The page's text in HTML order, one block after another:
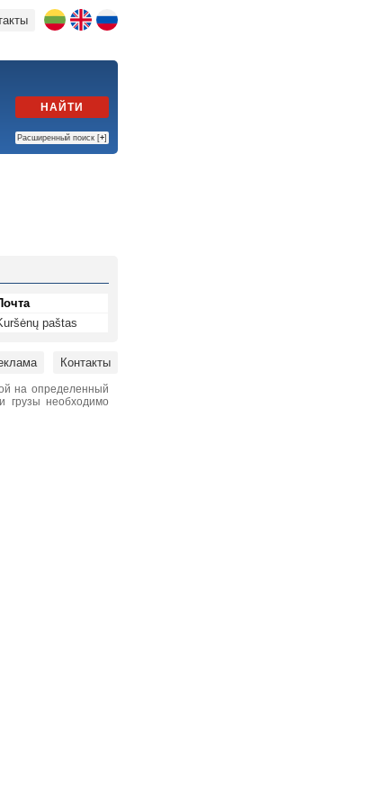
НАЙТИ
Расширенный поиск [+]
paštas
Контакты
на определенный
грузы необходимо